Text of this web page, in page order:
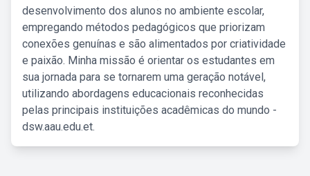
desenvolvimento dos alunos no ambiente escolar,
empregando métodos pedagógicos que priorizam
conexões genuínas e são alimentados por criatividade
e paixão. Minha missão é orientar os estudantes em
sua jornada para se tornarem uma geração notável,
utilizando abordagens educacionais reconhecidas
pelas principais instituições acadêmicas do mundo -
dsw.aau.edu.et.